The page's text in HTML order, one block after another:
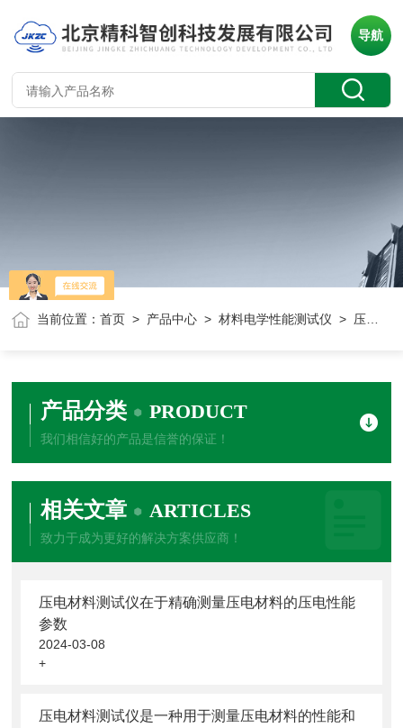
导航
当前位置：首页 > 产品中心 >材料电学性能测试仪 > 压电材料测试仪
产品分类 PRODUCT
我们相信好的产品是信誉的保证！
相关文章 ARTICLES
致力于成为更好的解决方案供应商！
压电材料测试仪在于精确测量压电材料的压电性能
参数
2024-03-08
+
压电材料测试仪是一种用于测量压电材料的性能和